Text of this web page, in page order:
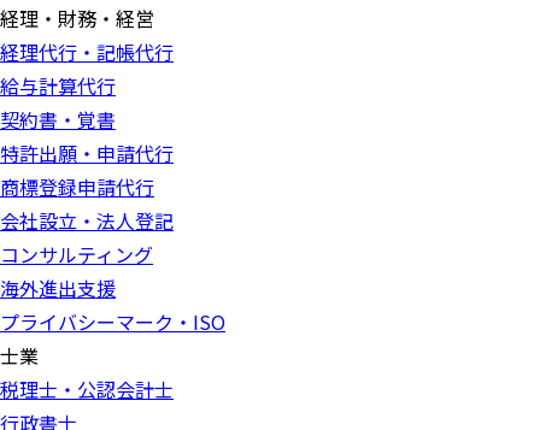
経理・財務・経営
経理代行・記帳代行
給与計算代行
契約書・覚書
特許出願・申請代行
商標登録申請代行
会社設立・法人登記
コンサルティング
海外進出支援
プライバシーマーク・ISO
士業
税理士・公認会計士
行政書士